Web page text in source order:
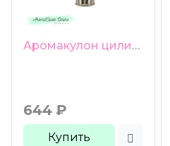
Аромакулон цилиндрический 28мм нержавеющая титановая сталь 316L + цепочка + 18 фетровых вкладышей
644 ₽
Купить